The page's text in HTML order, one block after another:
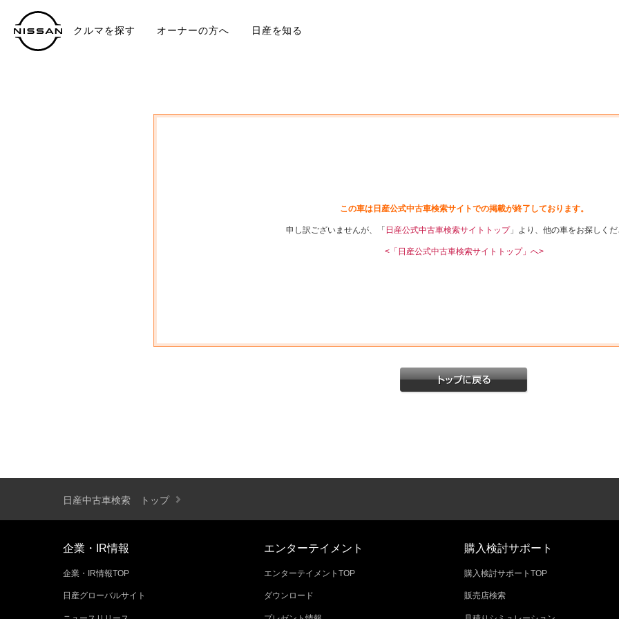
クルマを探す オーナーの方へ 日産を知る
この車は日産公式中古車検索サイトでの掲載が終了しております。
申し訳ございませんが、「 日産公式中古車検索サイトトップ」より、他の車をお探しくだ
<「日産公式中古車検索サイトトップ」へ>
日産中古車検索 トップ
企業・IR情報
企業・IR情報TOP
日産グローバルサイト
エンターテイメント
エンターテイメントTOP
ダウンロード
購入検討サポート
購入検討サポートTOP
販売店検索